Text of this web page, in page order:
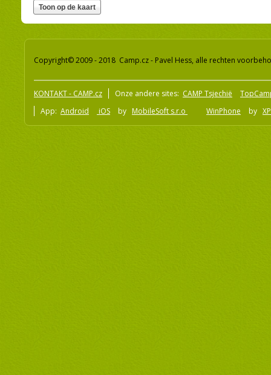
Copyright© 2009 - 2018 Camp.cz - Pavel Hess, alle rechten
KONTAKT - CAMP.cz Onze andere sites: CAMP Tsjechië
App: Android iOS by MobileSoft s.r.o WinPhone by